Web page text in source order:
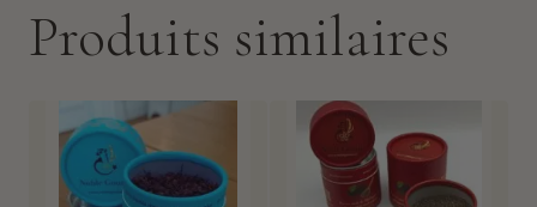
Produits similaires